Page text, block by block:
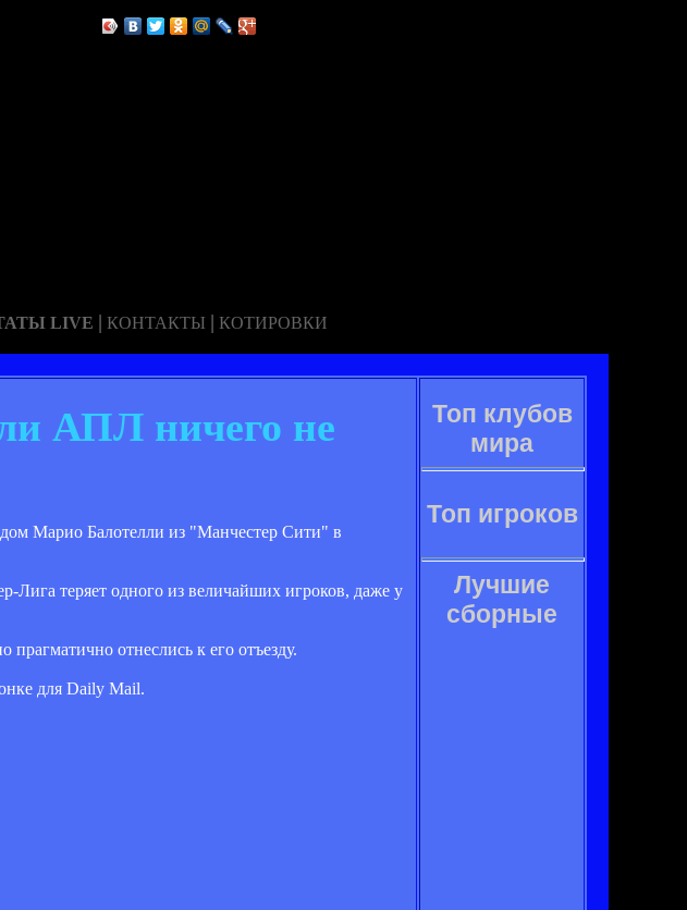
LIVE | КОНТАКТЫ | КОТИРОВКИ
АПЛ ничего не
Марио Балотелли из "Манчестер Сити" в
Лига теряет одного из величайших игроков, даже у
отнеслись к его отъезду.
для Daily Mail.
Топ клубов
мира
Топ игроков
Лучшие
сборные